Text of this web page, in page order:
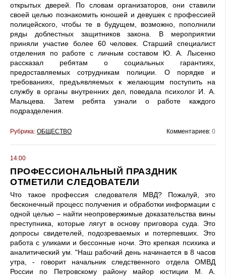
открытых дверей. По словам организаторов, они ставили
своей целью познакомить юношей и девушек с профессией
полицейского, чтобы те в будущем, возможно, пополнили
ряды доблестных защитников закона. В мероприятии
приняли участие более 60 человек. Старший специалист
отделения по работе с личным составом Ю. А. Лысенко
рассказал ребятам о социальных гарантиях,
предоставляемых сотрудникам полиции. О порядке и
требованиях, предъявляемых к желающим поступить на
службу в органы внутренних дел, поведала психолог И. А.
Мальцева. Затем ребята узнали о работе каждого
подразделения.
Рубрика: ОБЩЕСТВО Комментариев: 0
14:00
ПРОФЕССИОНАЛЬНЫЙ ПРАЗДНИК
ОТМЕТИЛИ СЛЕДОВАТЕЛИ
Что такое профессия следователя МВД? Пожалуй, это
бесконечный процесс получения и обработки информации с
одной целью – найти неопровержимые доказательства вины
преступника, которые лягут в основу приговора суда. Это
допросы свидетелей, подозреваемых и потерпевших. Это
работа с уликами и бессонные ночи. Это крепкая психика и
аналитический ум. "Наш рабочий день начинается в 8 часов
утра, - говорит начальник следственного отдела ОМВД
России по Петровскому району майор юстиции М. А.